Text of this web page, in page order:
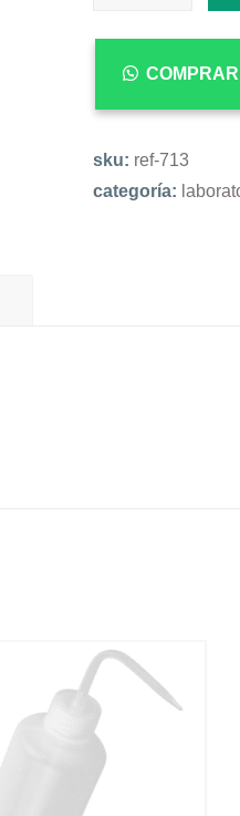
sku: ref-713
categoría: